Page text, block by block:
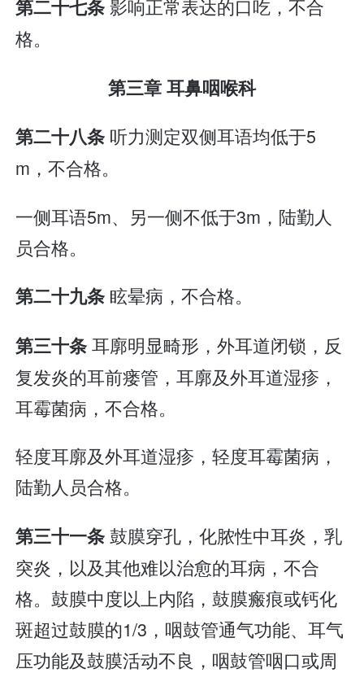
第二十七条影响正常表达的口吃，不合
格。
第三章 耳鼻咽喉科
第二十八条 听力测定双侧耳语均低于5
m，不合格。
一侧耳语5m、另一侧不低于3m，陆勤人
员合格。
第二十九条 眩晕病，不合格。
第三十条耳廓明显畸形，外耳道闭锁，反
复发炎的耳前瘘管，耳廓及外耳道湿疹，
耳霉菌病，不合格。
轻度耳廓及外耳道湿疹，轻度耳霉菌病，
陆勤人员合格。
第三十一条鼓膜穿孔，化脓性中耳炎，乳
突炎，以及其他难以治愈的耳病，不合
格。鼓膜中度以上内陷，鼓膜瘢痕或钙化
斑超过鼓膜的1/3，咽鼓管通气功能、耳气
压功能及鼓膜活动不良，咽鼓管咽口或周